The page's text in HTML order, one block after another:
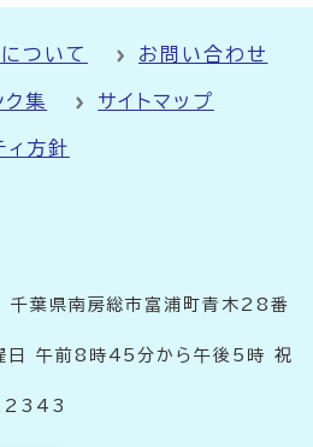
ついて お問い合わせ
ク集 サイトマップ
ィ方針
葉県南房総市富浦町青木28番
日 午前8時45分から午後5時 祝